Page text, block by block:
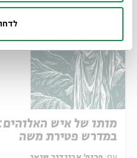
מותו של איש
במדרש פטירת משה